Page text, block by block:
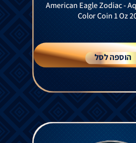
American Eagle Zodiac -
Color Coin 1 Oz
הוספה לסל